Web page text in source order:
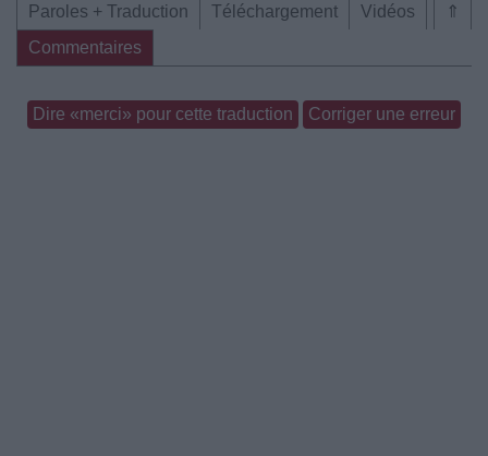
⇑
Paroles + Traduction Téléchargement
Vidéos
Commentaires
Dire «merci» pour cette traduction Corriger une erreur